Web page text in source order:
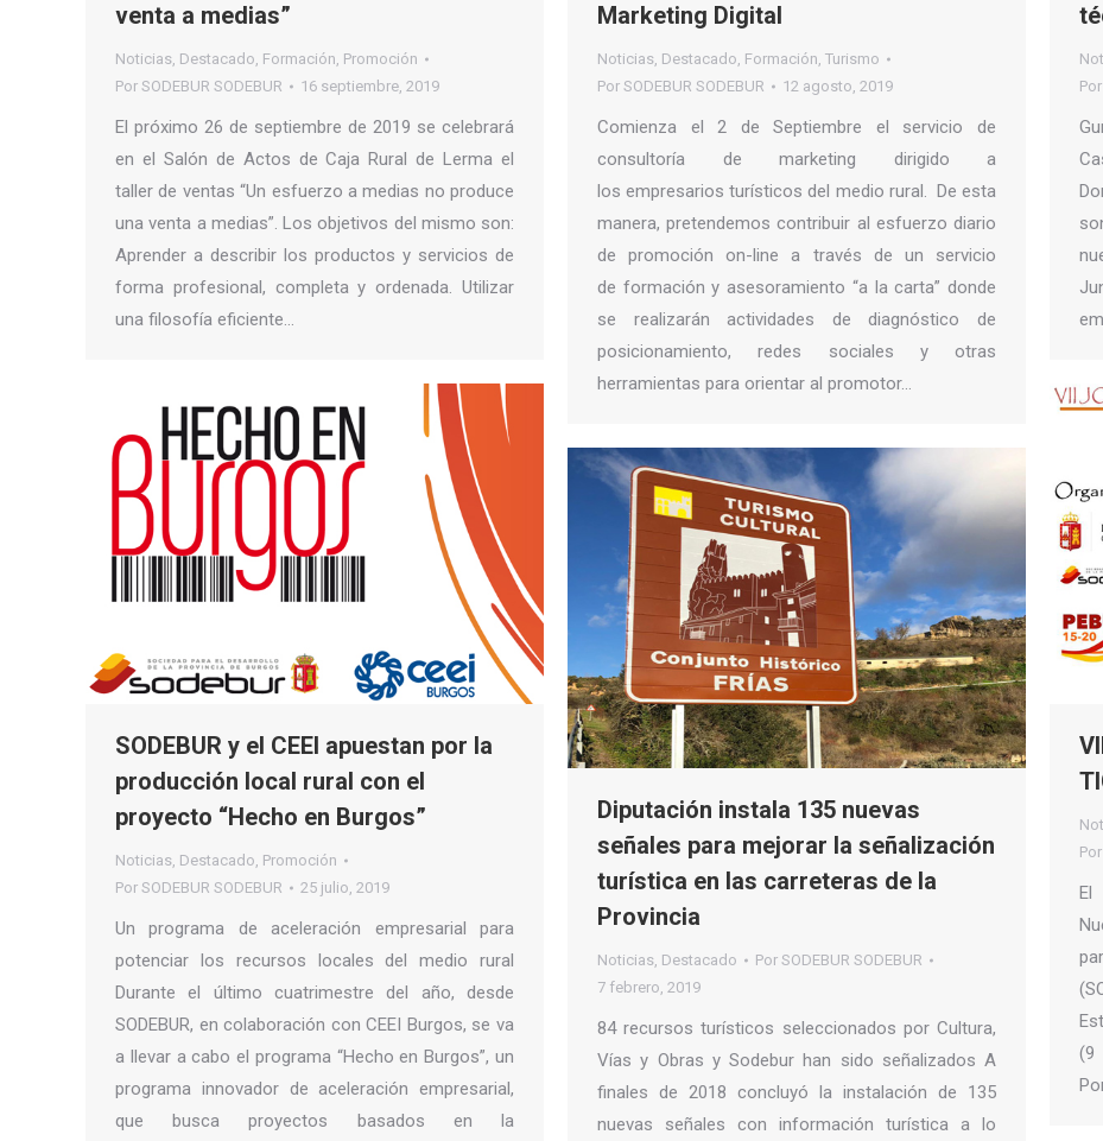
venta a medias”
Noticias, Destacado, Formación, Promoción
Por SODEBUR SODEBUR 16 septiembre, 2019
El próximo 26 de septiembre de 2019 se celebrará
en el Salón de Actos de Caja Rural de Lerma el
taller de ventas “Un esfuerzo a medias no produce
una venta a medias”. Los objetivos del mismo son:
Aprender a describir los productos y servicios de
forma profesional, completa y ordenada. Utilizar
una filosofía eficiente…
Marketing Digital
Noticias, Destacado, Formación, Turismo
Por SODEBUR SODEBUR 12 agosto, 2019
Comienza el 2 de Septiembre el servicio de
consultoría de marketing dirigido a
los empresarios turísticos del medio rural. De esta
manera, pretendemos contribuir al esfuerzo diario
de promoción on-line a través de un servicio
de formación y asesoramiento “a la carta” donde
se realizarán actividades de diagnóstico de
posicionamiento, redes sociales y otras
herramientas para orientar al promotor…
Por
SODEBUR y el CEEI apuestan por la
producción local rural con el
proyecto “Hecho en Burgos”
Noticias, Destacado, Promoción
Por SODEBUR SODEBUR 25 julio, 2019
Un programa de aceleración empresarial para
potenciar los recursos locales del medio rural
Durante el último cuatrimestre del año, desde
SODEBUR, en colaboración con CEEI Burgos, se va
a llevar a cabo el programa “Hecho en Burgos”, un
programa innovador de aceleración empresarial,
que busca proyectos basados en la
Por
El
(9
Diputación instala 135 nuevas
señales para mejorar la señalización
turística en las carreteras de la
Provincia
Noticias, Destacado Por SODEBUR SODEBUR
7 febrero, 2019
84 recursos turísticos seleccionados por Cultura,
Vías y Obras y Sodebur han sido señalizados A
finales de 2018 concluyó la instalación de 135
nuevas señales con información turística a lo